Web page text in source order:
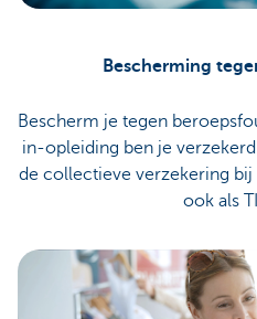
Bescherming
Bescherm je tegen
in-opleiding ben je
de collectieve verzekering bij
ook als